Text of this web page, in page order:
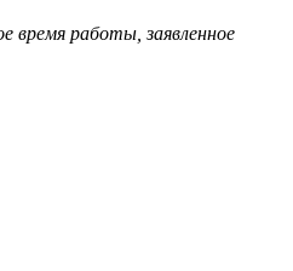
время работы, заявленное